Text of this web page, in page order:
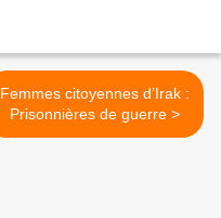
Femmes citoyennes d’Irak :
Prisonnières de guerre >